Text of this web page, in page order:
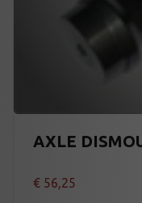
AXLE
€ 56,25